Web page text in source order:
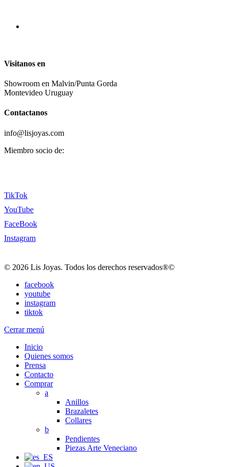
Visitanos en
Showroom en Malvin/Punta Gorda
Montevideo Uruguay
Contactanos
info@lisjoyas.com
Miembro socio de:
TikTok
YouTube
FaceBook
Instagram
© 2026 Lis Joyas. Todos los derechos reservados®©
facebook
youtube
instagram
tiktok
Cerrar menú
Inicio
Quienes somos
Prensa
Contacto
Comprar
a
Anillos
Brazaletes
Collares
b
Pendientes
Piezas Arte Veneciano